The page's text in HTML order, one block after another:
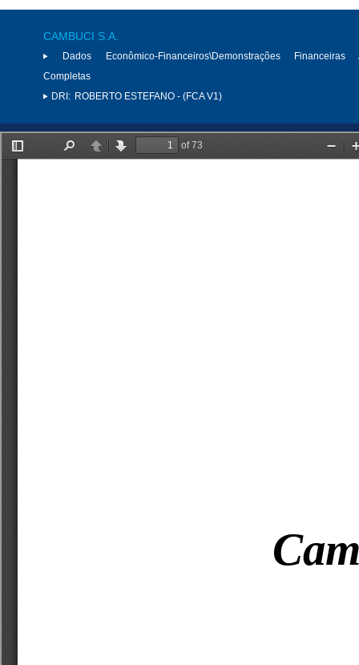
CAMBUCI S.A.
Dados Econômico-Financeiros\Demonstrações Financeiras
Completas
DRI: ROBERTO ESTEFANO - (FCA V1)